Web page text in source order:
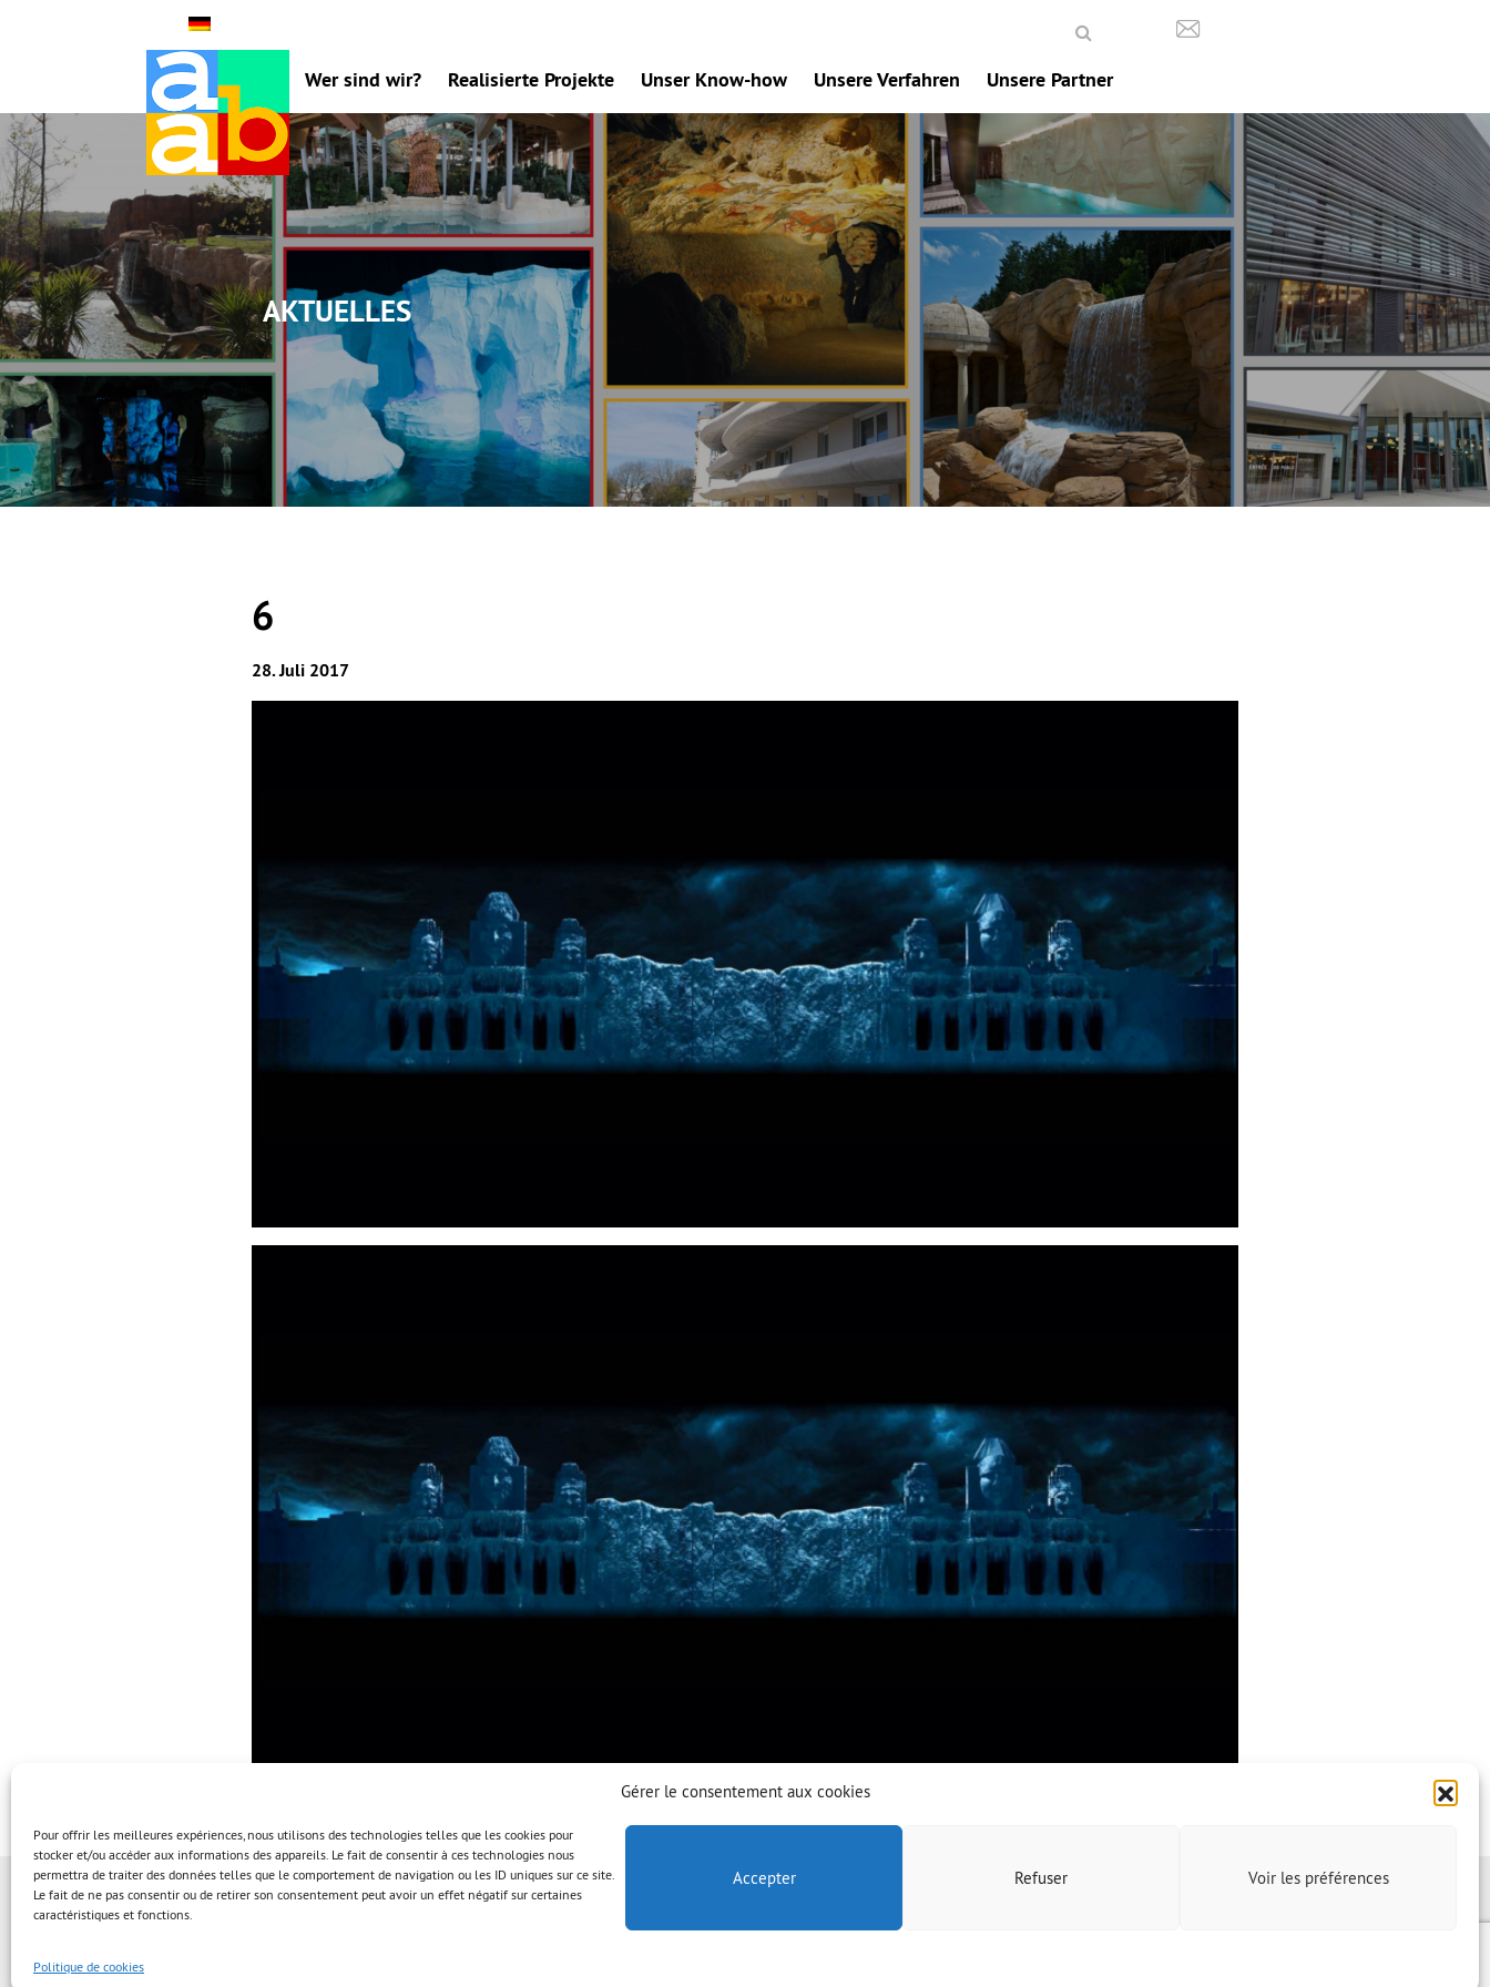
Gérer le consentement aux cookies
Pour offrir les meilleures expériences, nous utilisons des technologies telles que les cookies pour
stocker et/ou accéder aux informations des appareils. Le fait de consentir à ces technologies nous
permettra de traiter des données telles que le comportement de navigation ou les ID uniques sur ce site.
Le fait de ne pas consentir ou de retirer son consentement peut avoir un effet négatif sur certaines
caractéristiques et fonctions.
Accepter Refuser Voir les préférences
Politique de cookies
Wer sind wir? Realisierte Projekte Unser Know-how Unsere Verfahren Unsere Partner
Aktuelles
6
28. Juli 2017